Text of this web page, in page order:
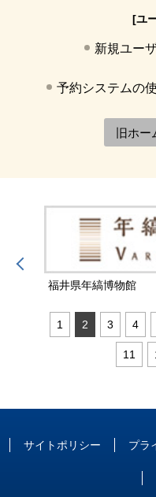
[ユ
新規ユー
予約システムの
旧ホ
福井県年縞博物館
1 2 3 4
11
サイトポリシー プラ